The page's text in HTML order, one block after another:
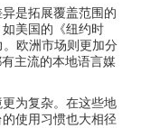
是拓展覆盖范围的
美国的《纽约时
欧洲市场则更加分
主流的本地语言媒
为复杂。在这些地
使用习惯也大相径